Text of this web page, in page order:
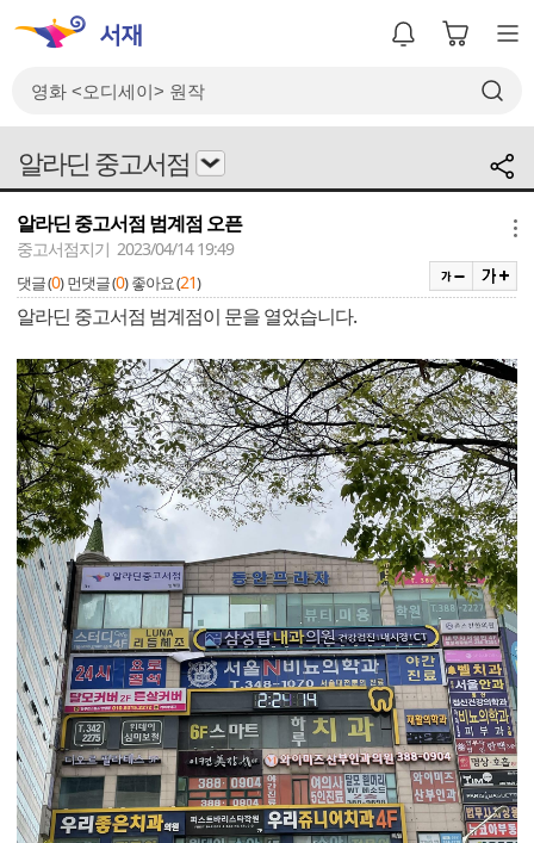
알라딘 중고서점
알라딘 중고서점 범계점 오픈
중고서점지기 2023/04/14 19:49
댓글 (0) 먼댓글 (0) 좋아요 (21)
알라딘 중고서점 범계점이 문을 열었습니다.